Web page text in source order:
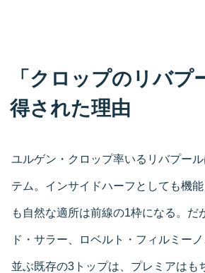
「クロップのリバプ
得された理由
ユルゲン・クロップ率いるリバプー
テム。インサイドハーフとしても機
も自然な適所は前線の1枠になる。だ
ド・サラー、ロベルト・フィルミー
並ぶ既存の3トップは、プレミアはも